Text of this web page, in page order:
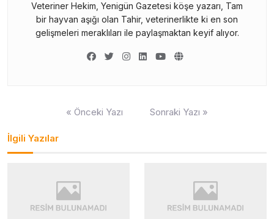
Veteriner Hekim, Yenigün Gazetesi köşe yazarı, Tam
bir hayvan aşığı olan Tahir, veterinerlikte ki en son
gelişmeleri meraklıları ile paylaşmaktan keyif alıyor.
« Önceki Yazı Sonraki Yazı »
İlgili Yazılar